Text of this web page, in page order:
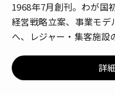
1968年7月創刊。わが国
経営戦略立案、事業モ
へ、レジャー・集客施設
詳